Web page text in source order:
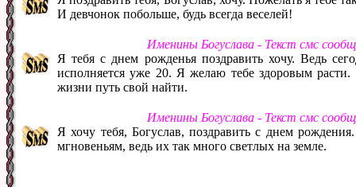
И девчонок побольше, будь всегда веселей!
Именины Богуслава - Текст смс
Я тебя с днем рожденья поздравить хочу. Ведь
исполняется уже 20. Я желаю тебе здоровым
жизни путь свой найти.
Именины Богуслава - Текст смс
Я хочу тебя, Богуслав, поздравить с днем
мгновеньям, ведь их так много светлых на земле.